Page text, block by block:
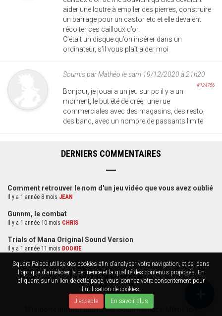
Square Palace utilise des cookies afin d'analyser votre navigation, et ce, dans
l'optique d'améliorer la petinence et la qualité des contenus proposés. En
cliquant sur un lien de cette page, vous donnez votre consentement pour
l'utilisation de cookies.
J'accepte
En savoir plus
aider une loutre à empiler des pierres, construire
un barrage pour un castor etc et elle devaient
récolter ces cailloux d’or.
C’était un disque qu’on insérer dans un
ordinateur, s’il vous plaît aider moi
Soumis parMathéo le sam 19/12/2020 à 21h20
#124756
Bonjour, je jouai a un jeu sur pc il y a un
moment, le but été de créer une rue
commerciales avec des magasins, des resto,
des banc, avec un nombre de passants limite
DERNIERS COMMENTAIRES
Comment retrouver le nom d'un jeu vidéo que vous avez oublié
Il y a 1 année 8 mois JEAN
Gunnm, le combat
Il y a 1 année 10 mois CHRIS
Trials of Mana Original Sound Version
Il y a 1 année 11 mois DOOKIE
ENVIE D'ÉCRIRE ?
N'importe qui peut publier sur Square Palace. Même toi !